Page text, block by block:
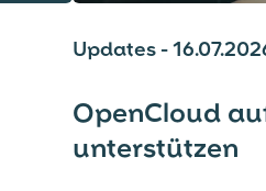
Updates -
OpenCloud
unterstützen